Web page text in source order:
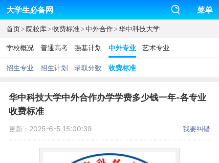
大学生必备网 菜单
首页>院校库>收费标准>中外合作>华中科技大学
学校概况 普通高考 强基计划 中外专业 艺术专业
招生专业 招生计划 录取分数 收费标准
华中科技大学中外合作办学学费多少钱一年-各专业
收费标准
更新：2025-6-5 15:00:39 我要纠错